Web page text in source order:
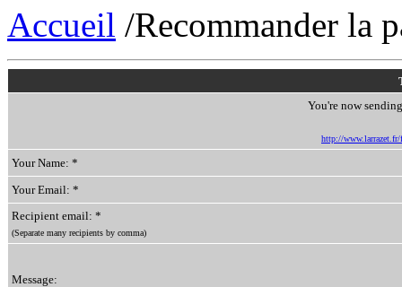
Accueil /Recommander la
You're now
http://
Your Name: *
Your Email: *
Recipient email: *
(Separate many recipients by comma)
Message: